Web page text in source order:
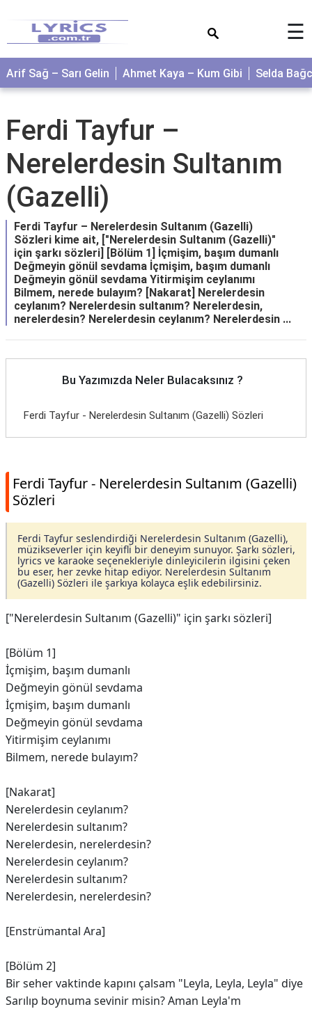
☰
Arif Sağ – Sarı Gelin Ahmet Kaya – Kum Gibi Selda
Ferdi Tayfur –
Nerelerdesin Sultanım
(Gazelli)
Ferdi Tayfur – Nerelerdesin Sultanım (Gazelli)
Sözleri kime ait, ["Nerelerdesin Sultanım (Gazelli)"
için şarkı sözleri] [Bölüm 1] İçmişim, başım dumanlı
Değmeyin gönül sevdama İçmişim, başım dumanlı
Değmeyin gönül sevdama Yitirmişim ceylanımı
Bilmem, nerede bulayım? [Nakarat] Nerelerdesin
ceylanım? Nerelerdesin sultanım? Nerelerdesin,
nerelerdesin? Nerelerdesin ceylanım? Nerelerdesin ...
Bu Yazımızda Neler Bulacaksınız ?
Ferdi Tayfur - Nerelerdesin Sultanım (Gazelli) Sözleri
Ferdi Tayfur - Nerelerdesin Sultanım (Gazelli)
Sözleri
Ferdi Tayfur seslendirdiği Nerelerdesin Sultanım (Gazelli),
müzikseverler için keyifli bir deneyim sunuyor. Şarkı sözleri,
lyrics ve karaoke seçenekleriyle dinleyicilerin ilgisini çeken
bu eser, her zevke hitap ediyor. Nerelerdesin Sultanım
(Gazelli) Sözleri ile şarkıya kolayca eşlik edebilirsiniz.
["Nerelerdesin Sultanım (Gazelli)" için şarkı sözleri]
[Bölüm 1]
İçmişim, başım dumanlı
Değmeyin gönül sevdama
İçmişim, başım dumanlı
Değmeyin gönül sevdama
Yitirmişim ceylanımı
Bilmem, nerede bulayım?
[Nakarat]
Nerelerdesin ceylanım?
Nerelerdesin sultanım?
Nerelerdesin, nerelerdesin?
Nerelerdesin ceylanım?
Nerelerdesin sultanım?
Nerelerdesin, nerеlerdesin?
[Enstrümantal Ara]
[Bölüm 2]
Bir sehеr vaktinde kapını çalsam "Leyla, Leyla, Leyla" diye
Sarılıp boynuma sevinir misin? Aman Leyla'm